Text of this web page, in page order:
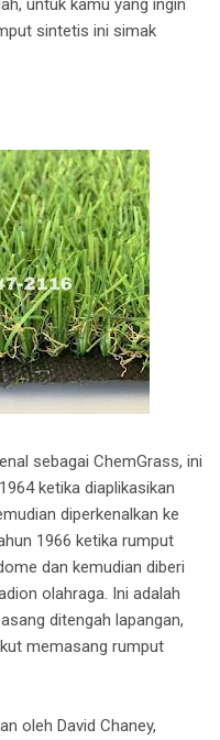
untuk kamu yang ingin
sintetis ini simak
sebagai ChemGrass, ini
ketika diaplikasikan
diperkenalkan ke
1966 ketika rumput
dan kemudian diberi
olahraga. Ini adalah
ditengah lapangan,
memasang rumput
oleh David Chaney,